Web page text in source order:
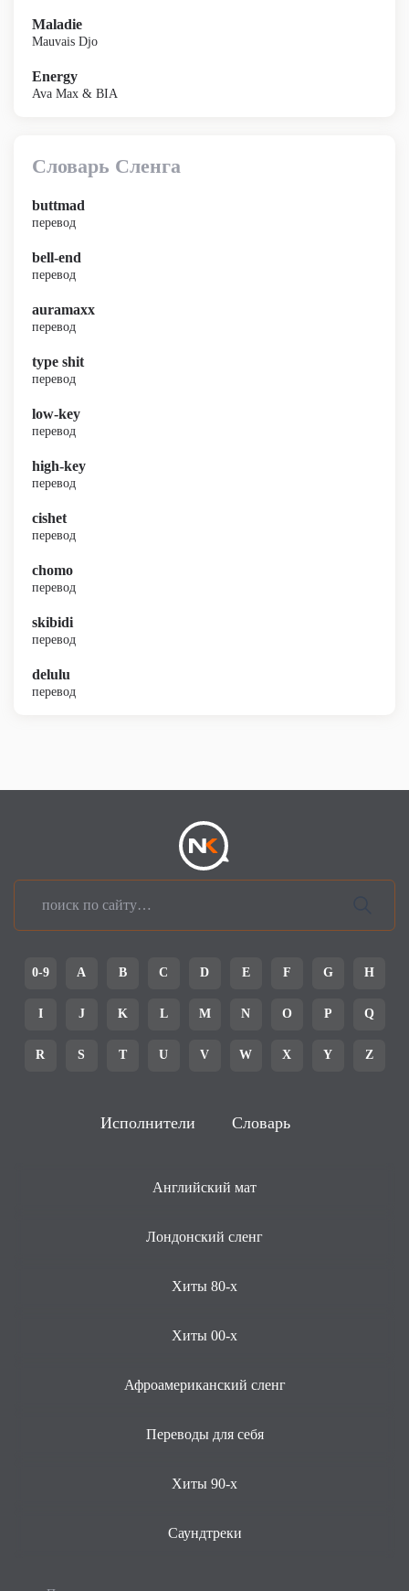
Maladie
Mauvais Djo
Energy
Ava Max & BIA
Словарь Сленга
buttmad
перевод
bell-end
перевод
auramaxx
перевод
type shit
перевод
low-key
перевод
high-key
перевод
cishet
перевод
chomo
перевод
skibidi
перевод
delulu
перевод
0-9 A B C D E F G H
I J K L M N O P Q
R S T U V W X Y Z
Исполнители Словарь
Английский мат
Лондонский сленг
Хиты 80-х
Хиты 00-х
Афроамериканский сленг
Переводы для себя
Хиты 90-х
Саундтреки